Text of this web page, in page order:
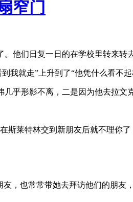
窄门
他们日复一日的在学校里转来转
就走”上升到了“他凭什么看不
形影不离，二是因为他去拉文
莱特林交到新朋友后就不理你了
，也常常带她去拜访他们的朋